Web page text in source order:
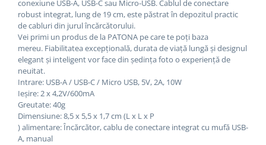
conexiune USB-A, USB-C sau Micro-USB.Cablul de conectare
robust integrat, lung de 19 cm, este păstrat în depozitul practic
de cabluri din jurul încărcătorului.
Vei primi un produs de la PATONA pe care te poți baza
mereu. Fiabilitatea excepțională, durata de viață lungă și designul
elegant și inteligent vor face din ședința foto o experiență de
neuitat.
Intrare: USB-A / USB-C / Micro USB, 5V, 2A, 10W
Ieșire: 2 x 4,2V/600mA
Greutate: 40g
Dimensiune: 8,5 x 5,5 x 1,7 cm (L x L x P
) alimentare: Încărcător, cablu de conectare integrat cu mufă USB-
A, manual